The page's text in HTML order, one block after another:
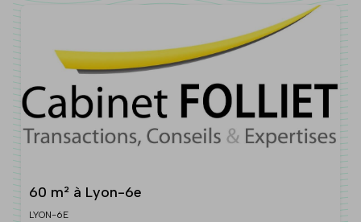
60 m² à Lyon-6e
LYON-6E